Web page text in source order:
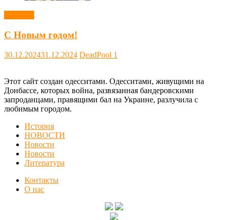
С Новым годом!
30.12.202431.12.2024 DeadPool 1
Этот сайт создан одесситами. Одесситами, живущими на
Донбассе, которых война, развязанная бандеровскими
запроданцами, правящими бал на Украине, разлучила с
любимым городом.
История
НОВОСТИ
Новости
Новости
Литература
Контакты
О нас